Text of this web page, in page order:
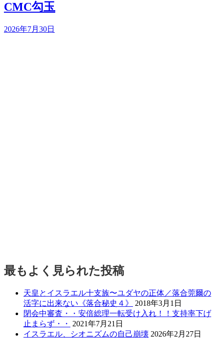
CMC勾玉
2026年7月30日
最もよく見られた投稿
天皇とイスラエル十支族〜ユダヤの正体／落合莞爾の
活字に出来ない《落合秘史４》
2018年3月1日
閉会中審査・・安倍総理一転受け入れ！！支持率下げ
止まらず・・
2021年7月21日
イスラエル、シオニズムの自己崩壊 2026年2月27日